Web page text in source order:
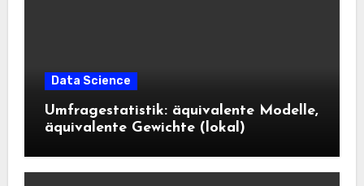
Data Science
Umfragestatistik: äquivalente Modelle,
äquivalente Gewichte (lokal)